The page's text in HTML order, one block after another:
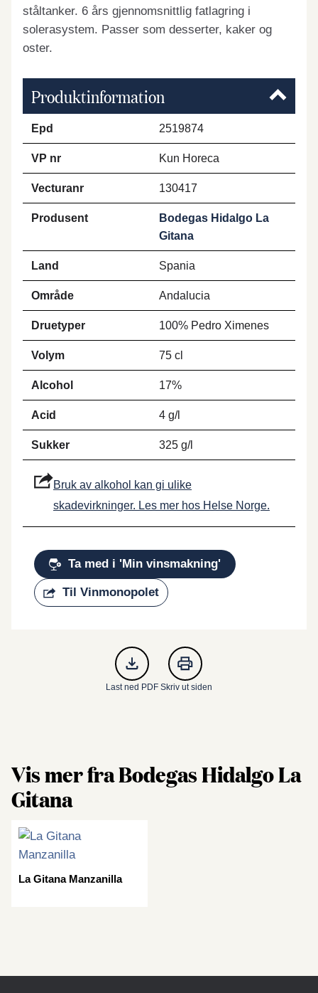
ståltanker. 6 års gjennomsnittlig fatlagring i
solerasystem. Passer som desserter, kaker og
oster.
Produktinformation
Epd 2519874
VP nr Kun Horeca
Vecturanr 130417
Produsent
Bodegas Hidalgo La
Gitana
Land Spania
Område Andalucia
Druetyper 100% Pedro Ximenes
Volym 75 cl
Alcohol 17%
Acid 4 g/l
Sukker 325 g/l
Bruk av alkohol kan gi ulike
skadevirkninger. Les mer hos Helse Norge.
Ta med i 'Min vinsmakning'
Til Vinmonopolet
Last ned PDF Skriv ut siden
Vis mer fra Bodegas Hidalgo La
Gitana
La Gitana Manzanilla